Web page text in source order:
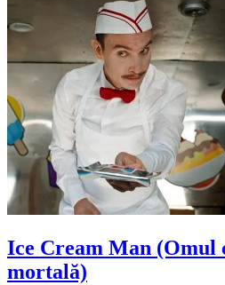
Ice Cream Man (Omul
mortală)